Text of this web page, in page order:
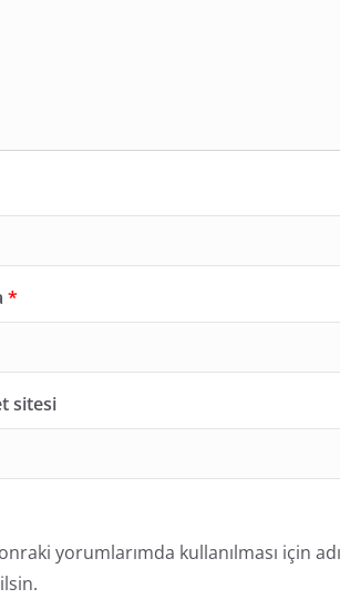
*
sitesi
yorumlarımda kullanılması için